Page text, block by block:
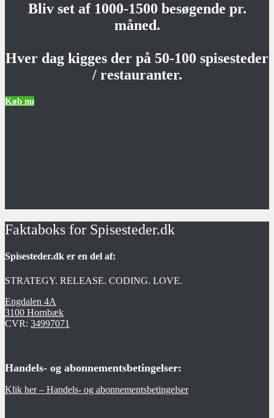
Bliv set af 1000-1500 besøgende pr.
måned.
Hver dag kigges der på 50-100 spisesteder
/ restauranter.
Køb nu
Faktaboks for Spisesteder.dk
Spisesteder.dk er en del af:
STRATEGY. RELEASE. CODING. LOVE.
Engdalen 4A
3100 Hornbæk
CVR: 34997071
Handels- og abonnementsbetingelser:
Klik her – Handels- og abonnementsbetingelser